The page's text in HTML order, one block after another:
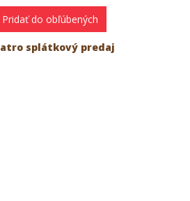
Pridať do obľúbených